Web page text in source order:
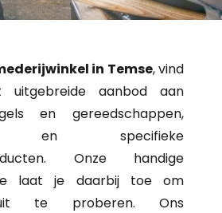
in Temse, vind
aanbod aan
en gereedschappen,
en specifieke
Onze handige
laat je daarbij toe om
te proberen. Ons